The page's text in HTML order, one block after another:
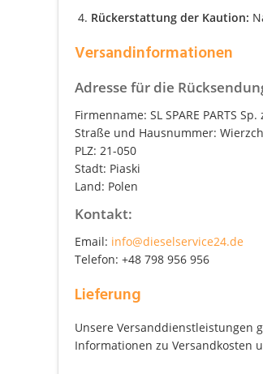
Rückerstattung der Kaution:
Versandinformationen
Adresse für die
Firmenname: SL SPARE PARTS Sp.
Straße und Hausnummer:
PLZ: 21-050
Stadt: Piaski
Land: Polen
Kontakt:
Email: info@dieselservice24.de
Telefon: +48 798 956 956
Lieferung
Unsere Versanddienstleistungen
Informationen zu Versandkosten